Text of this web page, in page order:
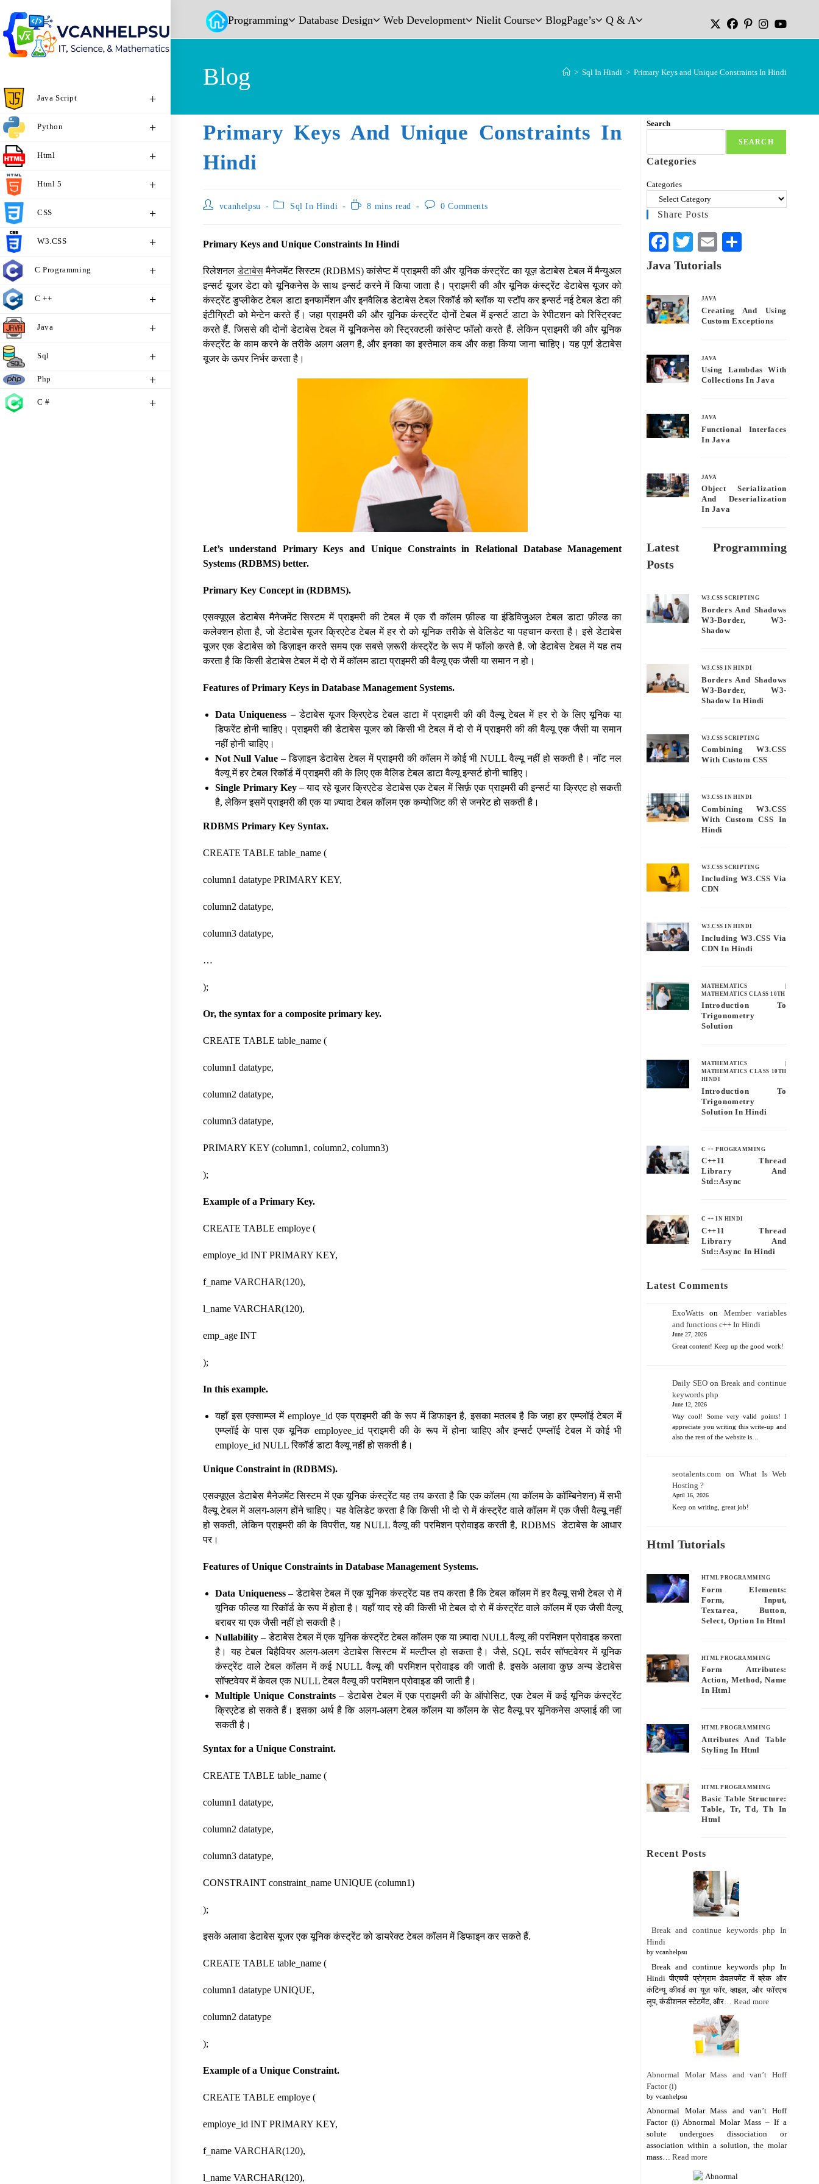
Programming Database Design Web Development Nielit Course BlogPage’s Q & A
Java Script
Python
Html
Html 5
CSS
W3.CSS
C Programming
C ++
Java
Sql
Php
C #
Blog > Sql In Hindi > Primary Keys and Unique Constraints In Hindi
Primary Keys And Unique Constraints In
Hindi
vcanhelpsu Sql In Hindi 8 mins read 0 Comments
Primary Keys and Unique Constraints In Hindi
रिलेशनलडेटाबेसमैनेजमेंट सिस्टम (RDBMS) कांसेप्ट में प्राइमरी की और यूनिक कंस्ट्रेंट का यूज़ डेटाबेस टेबल में मैन्युअल
इन्सर्ट यूजर डेटा को यूनिकनेस के साथ इन्सर्ट करने में किया जाता है। प्राइमरी की और यूनिक कंस्ट्रेंट डेटाबेस यूजर को
कंस्ट्रेंट डुप्लीकेट टेबल डाटा इनफार्मेशन और इनवैलिड डेटाबेस टेबल रिकॉर्ड को ब्लॉक या स्टॉप कर इन्सर्ट नई टेबल डेटा की
इंटीग्रिटी को मेन्टेन करते हैं। जहा प्राइमरी की और यूनिक कंस्ट्रेंट दोनों टेबल में इन्सर्ट डाटा के रेपीटशन को रिस्ट्रिक्ट
करते हैं. जिससे की दोनों डेटाबेस टेबल में यूनिकनेस को स्ट्रिक्टली कांसेप्ट फॉलो करते हैं. लेकिन प्राइमरी की और यूनिक
कंस्ट्रेंट के काम करने के तरीके अलग अलग है, और इनका का इस्तेमाल कब और कहा किया जाना चाहिए। यह पूर्ण डेटाबेस
यूजर के ऊपर निर्भर करता है।
Let’s understand Primary Keys and Unique Constraints in Relational Database Management
Systems (RDBMS) better.
Primary Key Concept in (RDBMS).
एसक्यूएल डेटाबेस मैनेजमेंट सिस्टम में प्राइमरी की टेबल में एक रौ कॉलम फ़ील्ड या इंडिविजुअल टेबल डाटा फ़ील्ड का
कलेक्शन होता है, जो डेटाबेस यूजर क्रिएटेड टेबल में हर रो को यूनिक तरीके से वेलिडेट या पहचान करता है। इसे डेटाबेस
यूजर एक डेटाबेस को डिज़ाइन करते समय एक सबसे ज़रूरी कंस्ट्रेंट के रूप में फॉलो करते है. जो डेटाबेस टेबल में यह तय
करता है कि किसी डेटाबेस टेबल में दो रो में कॉलम डाटा प्राइमरी की वैल्यू एक जैसी या समान न हो।
Features of Primary Keys in Database Management Systems.
Data Uniqueness – डेटाबेस यूजर क्रिएटेड टेबल डाटा में प्राइमरी की की वैल्यू टेबल में हर रो के लिए यूनिक या
डिफरेंट होनी चाहिए। प्राइमरी की डेटाबेस यूजर को किसी भी टेबल में दो रो में प्राइमरी की की वैल्यू एक जैसी या समान
नहीं होनी चाहिए।
Not Null Value – डिज़ाइन डेटाबेस टेबल में प्राइमरी की कॉलम में कोई भी NULL वैल्यू नहीं हो सकती है। नॉट नल
वैल्यू में हर टेबल रिकॉर्ड में प्राइमरी की के लिए एक वैलिड टेबल डाटा वैल्यू इन्सर्ट होनी चाहिए।
Single Primary Key– याद रहे यूजर क्रिएटेड डेटाबेस एक टेबल में सिर्फ़ एक प्राइमरी की इन्सर्ट या क्रिएट हो सकती
है, लेकिन इसमें प्राइमरी की एक या ज़्यादा टेबल कॉलम एक कम्पोजिट की से जनरेट हो सकती है।
RDBMS Primary Key Syntax.
CREATE TABLE table_name (
column1 datatype PRIMARY KEY,
column2 datatype,
column3 datatype,
…
);
Or, the syntax for a composite primary key.
CREATE TABLE table_name (
column1 datatype,
column2 datatype,
column3 datatype,
PRIMARY KEY (column1, column2, column3)
);
Example of a Primary Key.
CREATE TABLE employe (
employe_id INT PRIMARY KEY,
f_name VARCHAR(120),
l_name VARCHAR(120),
emp_age INT
);
In this example.
यहाँ इस एक्साम्प्ल में employe_id एक प्राइमरी की के रूप में डिफाइन है, इसका मतलब है कि जहा हर एम्प्लॉई टेबल में
एम्प्लॉई के पास एक यूनिक employee_id प्राइमरी की के रूप में होना चाहिए और इन्सर्ट एम्प्लॉई टेबल में कोई भी
employe_id NULL रिकॉर्ड डाटा वैल्यू नहीं हो सकती है।
Unique Constraint in (RDBMS).
एसक्यूएल डेटाबेस मैनेजमेंट सिस्टम में एक यूनिक कंस्ट्रेंट यह तय करता है कि एक कॉलम (या कॉलम के कॉम्बिनेशन) में सभी
वैल्यू टेबल में अलग-अलग होंने चाहिए। यह वेलिडेट करता है कि किसी भी दो रो में कंस्ट्रेंट वाले कॉलम में एक जैसी वैल्यू नहीं
हो सकती, लेकिन प्राइमरी की के विपरीत, यह NULL वैल्यू की परमिशन प्रोवाइड करती है, RDBMS डेटाबेस के आधार
पर।
Features of Unique Constraints in Database Management Systems.
Data Uniqueness– डेटाबेस टेबल में एक यूनिक कंस्ट्रेंट यह तय करता है कि टेबल कॉलम में हर वैल्यू सभी टेबल रो में
यूनिक फील्ड या रिकॉर्ड के रूप में होता है। यहाँ याद रहे की किसी भी टेबल दो रो में कंस्ट्रेंट वाले कॉलम में एक जैसी वैल्यू
बराबर या एक जैसी नहीं हो सकती है।
Nullability – डेटाबेस टेबल में एक यूनिक कंस्ट्रेंट टेबल कॉलम एक या ज़्यादा NULL वैल्यू की परमिशन प्रोवाइड करता
है। यह टेबल बिहैवियर अलग-अलग डेटाबेस सिस्टम में मल्टीप्ल हो सकता है। जैसे, SQL सर्वर सॉफ्टवेयर में यूनिक
कंस्ट्रेंट वाले टेबल कॉलम में कई NULL वैल्यू की परमिशन प्रोवाइड की जाती है. इसके अलावा कुछ अन्य डेटाबेस
सॉफ्टवेयर में केवल एक NULL टेबल वैल्यू की परमिशन प्रोवाइड की जाती है।
Multiple Unique Constraints– डेटाबेस टेबल में एक प्राइमरी की के ऑपोसिट, एक टेबल में कई यूनिक कंस्ट्रेंट
क्रिएटेड हो सकते हैं। इसका अर्थ है कि अलग-अलग टेबल कॉलम या कॉलम के सेट वैल्यू पर यूनिकनेस अप्लाई की जा
सकती है।
Syntax for a Unique Constraint.
CREATE TABLE table_name (
column1 datatype,
column2 datatype,
column3 datatype,
CONSTRAINT constraint_name UNIQUE (column1)
);
इसके अलावा डेटाबेस यूजर एक यूनिक कंस्ट्रेंट को डायरेक्ट टेबल कॉलम में डिफाइन कर सकते हैं.
CREATE TABLE table_name (
column1 datatype UNIQUE,
column2 datatype
);
Example of a Unique Constraint.
CREATE TABLE employe (
employe_id INT PRIMARY KEY,
f_name VARCHAR(120),
l_name VARCHAR(120),
Search
SEARCH
Categories
Categories
Share Posts
Fa
ce
ok
T
wi
E
m
Java Tutorials
JAVA
Creating And Using
Custom Exceptions
JAVA
Using Lambdas With
Collections In Java
JAVA
Functional Interfaces
In Java
JAVA
Object Serialization
And Deserialization
In Java
Latest Programming
Posts
W3.CSS SCRIPTING
Borders And Shadows
W3-Border, W3-
Shadow
W3.CSS IN HINDI
Borders And Shadows
W3-Border, W3-
Shadow In Hindi
W3.CSS SCRIPTING
Combining W3.CSS
With Custom CSS
W3.CSS IN HINDI
Combining W3.CSS
With Custom CSS In
Hindi
W3.CSS SCRIPTING
Including W3.CSS Via
CDN
W3.CSS IN HINDI
Including W3.CSS Via
CDN In Hindi
MATHEMATICS
MATHEMATICS CLASS 10TH
Introduction To
Trigonometry
Solution
MATHEMATICS
MATHEMATICS CLASS 10TH
HINDI
Introduction To
Trigonometry
Solution In Hindi
C ++ PROGRAMMING
C++11 Thread
Library And
Std::async
C ++ IN HINDI
C++11 Thread
Library And
Std::async In Hindi
Latest Comments
ExoWatts on Member variables
and functions c++ In Hindi
June 27, 2026
Great content! Keep up the good work!
Daily SEO on Break and continue
keywords php
June 12, 2026
Way cool! Some very valid points! I
appreciate you writing this write-up and
also the rest of the website is…
seotalents.com onWhat Is Web
Hosting ?
April 16, 2026
Keep on writing, great job!
Html Tutorials
HTML PROGRAMMING
Form Elements:
Form, Input,
Textarea, Button,
Select, Option In Html
HTML PROGRAMMING
Form Attributes:
Action, Method, Name
In Html
HTML PROGRAMMING
Attributes And Table
Styling In Html
HTML PROGRAMMING
Basic Table Structure:
Table, Tr, Td, Th In
Html
Recent Posts
Break and continue keywords php In
Hindi
by vcanhelpsu
Break and continue keywords php In
Hindi पीएचपी प्रोग्राम डेवलपमेंट में ब्रेक और
कंटिन्यू कीवर्ड का यूज़ फॉर, व्हाइल, और फॉरएच
लूप, कंडीशनल स्टेटमेंट, और… Read more
Abnormal Molar Mass and van’t Hoff
Factor (i)
by vcanhelpsu
Abnormal Molar Mass and van’t Hoff
Factor (i) Abnormal Molar Mass – If a
solute undergoes dissociation or
association within a solution, the molar
mass… Read more